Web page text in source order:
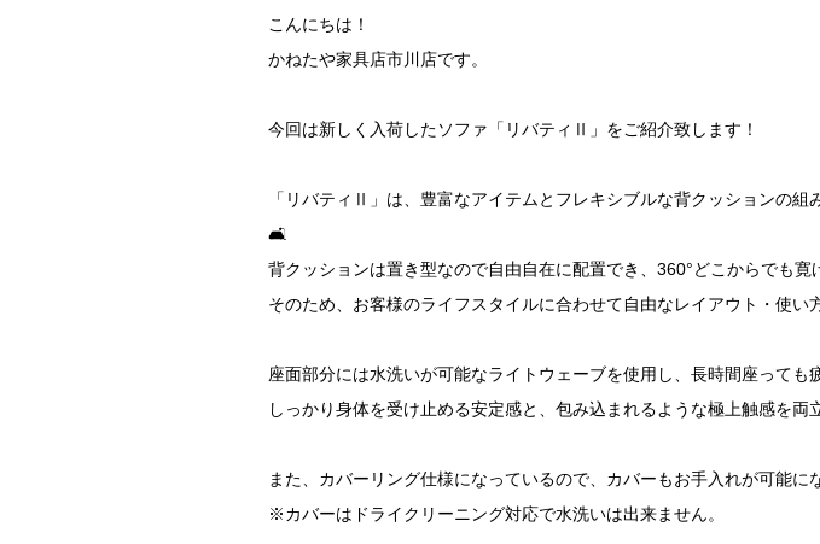
こんにちは！
かねたや家具店市川店です。
今回は新しく入荷したソファ「リバティⅡ」をご紹介致します！
「リバティⅡ」は、豊富なアイテムとフレキシブルな背クッションの
🛋️
背クッションは置き型なので自由自在に配置でき、360°どこからでも寛
そのため、お客様のライフスタイルに合わせて自由なレイアウト・使い
座面部分には水洗いが可能なライトウェーブを使用し、長時間座っても
しっかり身体を受け止める安定感と、包み込まれるような極上触感を両
また、カバーリング仕様になっているので、カバーもお手入れが可能に
※カバーはドライクリーニング対応で水洗いは出来ません。